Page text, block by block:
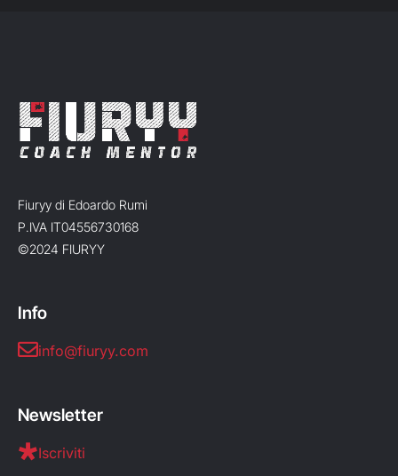
Fiuryy di Edoardo Rumi
P.IVA IT04556730168
©2024 FIURYY
Info
info@fiuryy.com
Newsletter
Iscriviti